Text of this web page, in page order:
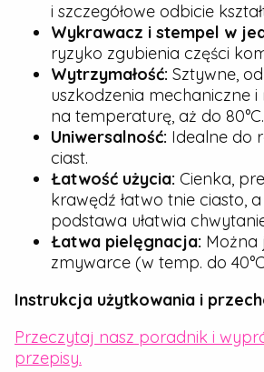
i szczegółowe odbicie
Wykrawacz i stempel w
ryzyko zgubienia części
Wytrzymałość: Sztywne,
uszkodzenia mechaniczne
na temperaturę, aż do 80°C.
Uniwersalność: Idealne do
ciast.
Łatwość użycia: Cienka,
krawędź łatwo tnie ciasto,
podstawa ułatwia
Łatwa pielęgnacja: Można
zmywarce (w temp. do
Instrukcja użytkowania i
Przeczytaj nasz poradnik i
przepisy.